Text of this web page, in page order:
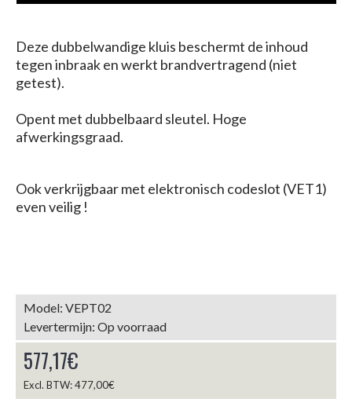
Deze dubbelwandige kluis beschermt de inhoud
tegen inbraak en werkt brandvertragend (niet
getest).
Opent met dubbelbaard sleutel. Hoge
afwerkingsgraad.
Ook verkrijgbaar met elektronisch codeslot (VET1)
even veilig !
Model: VEPT02
Levertermijn: Op voorraad
577,17€
Excl. BTW: 477,00€